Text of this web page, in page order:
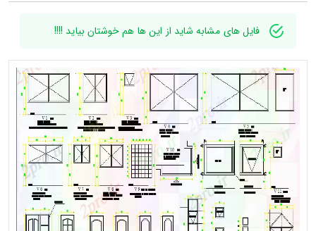
فایل های مشابه شاید از این ها هم خوشتان بیاید !!!!